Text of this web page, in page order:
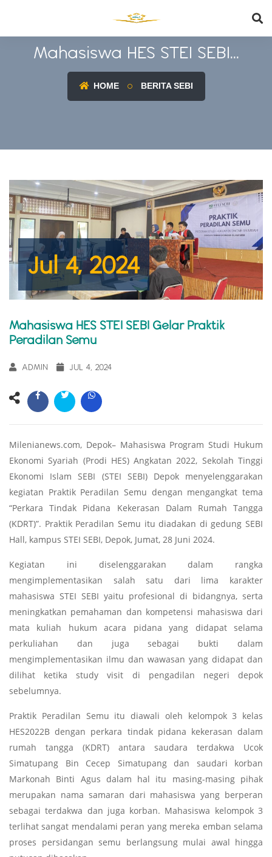
Mahasiswa HES STEI SEBI...
HOME BERITA SEBI
Jul 4, 2024
Mahasiswa HES STEI SEBI Gelar Praktik
Peradilan Semu
ADMIN JUL 4, 2024
Milenianews.com, Depok– Mahasiswa Program Studi Hukum
Ekonomi Syariah (Prodi HES) Angkatan 2022, Sekolah Tinggi
Ekonomi Islam SEBI (STEI SEBI) Depok menyelenggarakan
kegiatan Praktik Peradilan Semu dengan mengangkat tema
“Perkara Tindak Pidana Kekerasan Dalam Rumah Tangga
(KDRT)”. Praktik Peradilan Semu itu diadakan di gedung SEBI
Hall, kampus STEI SEBI, Depok, Jumat, 28 Juni 2024.
Kegiatan ini diselenggarakan dalam rangka
mengimplementasikan salah satu dari lima karakter
mahasiswa STEI SEBI yaitu profesional di bidangnya, serta
meningkatkan pemahaman dan kompetensi mahasiswa dari
mata kuliah hukum acara pidana yang didapat selama
perkuliahan dan juga sebagai bukti dalam
mengimplementasikan ilmu dan wawasan yang didapat dan
dilihat ketika study visit di pengadilan negeri depok
sebelumnya.
Praktik Peradilan Semu itu diawali oleh kelompok 3 kelas
HES2022B dengan perkara tindak pidana kekerasan dalam
rumah tangga (KDRT) antara saudara terdakwa Ucok
Simatupang Bin Cecep Simatupang dan saudari korban
Markonah Binti Agus dalam hal itu masing-masing pihak
merupakan nama samaran dari mahasiswa yang berperan
sebagai terdakwa dan juga korban. Mahasiswa kelompok 3
terlihat sangat mendalami peran yang mereka emban selama
proses persidangan semu berlangsung mulai awal hingga